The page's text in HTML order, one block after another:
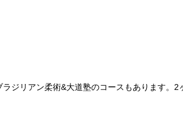
ジリアン柔術&大道塾のコースもあります。2